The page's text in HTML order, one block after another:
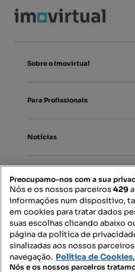
Sobre o Imovirtual
Para Profissionais
Notícias
Mapa do Site
Contacte-nos
Preocupamo-nos com a sua
Nós e os nossos parceiros429
informações num dispositivo,
em cookies para tratar dados
suas escolhas clicando abaixo
página da política de
sinalizadas aos nossos
navegação. Política de Cookies,
Nós e os nossos parceiros